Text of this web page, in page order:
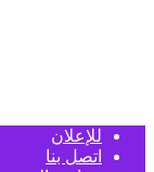
للإعلان
اتصل بنا